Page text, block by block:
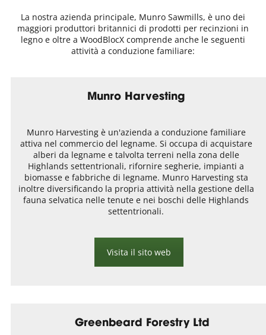
La nostra azienda principale, Munro Sawmills, è uno dei
maggiori produttori britannici di prodotti per recinzioni in
legno e oltre a WoodBlocX comprende anche le seguenti
attività a conduzione familiare:
Munro Harvesting
Munro Harvesting è un'azienda a conduzione familiare
attiva nel commercio del legname. Si occupa di acquistare
alberi da legname e talvolta terreni nella zona delle
Highlands settentrionali, rifornire segherie, impianti a
biomasse e fabbriche di legname. Munro Harvesting sta
inoltre diversificando la propria attività nella gestione della
fauna selvatica nelle tenute e nei boschi delle Highlands
settentrionali.
Visita il sito web
Greenbeard Forestry Ltd